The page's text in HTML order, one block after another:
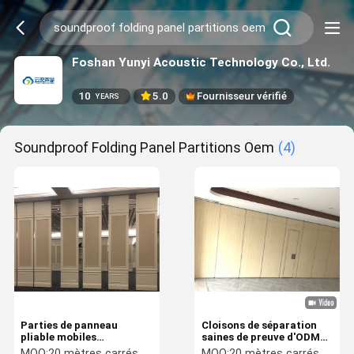
Foshan Yunyi Acoustic Technology Co., Ltd.
10 YEARS 5.0 Fournisseur vérifié
Soundproof Folding Panel Partitions Oem (4)
Parties de panneau
pliable mobiles
insonorisées
Cloisons de séparation
saines de preuve d'ODM
d'OEM, séparation en bois